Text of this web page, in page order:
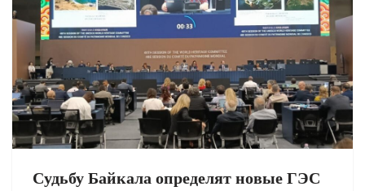
Судьбу Байкала определят новые ГЭС